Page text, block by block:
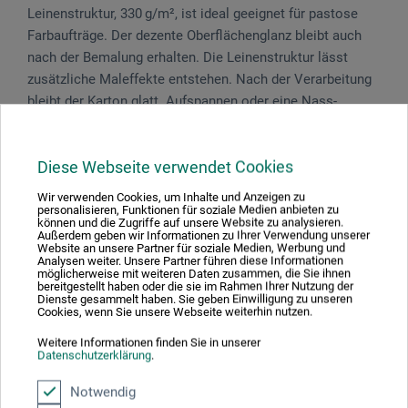
Diese Webseite verwendet Cookies
Wir verwenden Cookies, um Inhalte und Anzeigen zu
personalisieren, Funktionen für soziale Medien anbieten zu
können und die Zugriffe auf unsere Website zu analysieren.
Außerdem geben wir Informationen zu Ihrer Verwendung unserer
Website an unsere Partner für soziale Medien, Werbung und
Analysen weiter. Unsere Partner führen diese Informationen
möglicherweise mit weiteren Daten zusammen, die Sie ihnen
bereitgestellt haben oder die sie im Rahmen Ihrer Nutzung der
Dienste gesammelt haben. Sie geben Einwilligung zu unseren
Cookies, wenn Sie unsere Webseite weiterhin nutzen.
Weitere Informationen finden Sie in unserer
Datenschutzerklärung.
Notwendig
Leinenstruktur, 330 g/m², ist ideal geeignet für pastose
Farbaufträge. Der dezente Oberflächenglanz bleibt auch
nach der Bemalung erhalten. Die Leinenstruktur lässt
zusätzliche Maleffekte entstehen. Nach der Verarbeitung
bleibt der Karton glatt. Aufspannen oder eine Nass-
Produktbewertungen (0)
Schreiben Sie die erste Bewertung zu diesem Produkt
JETZT PRODUKT BEWERTEN